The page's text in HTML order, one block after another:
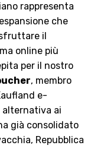
rappresenta
che
il
online più
per il nostro
, membro
e-
alternativa ai
già consolidato
Repubblica